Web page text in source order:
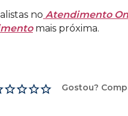
no Atendimento
mais próxima.
Gostou?